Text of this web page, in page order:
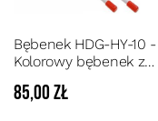
Bębenek HDG-HY-10 -
Kolorowy bębenek z
pałeczkami
85,00 zł